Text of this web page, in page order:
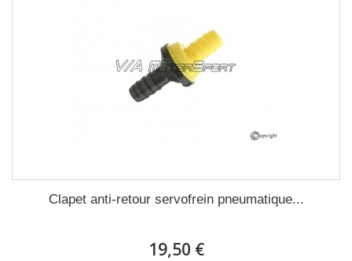
Clapet anti-retour servofrein pneumatique...
19,50 €